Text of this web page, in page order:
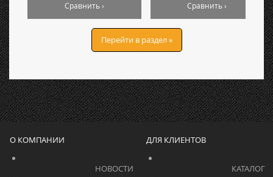
Сравнить › Сравнить ›
Перейти в раздел »
О КОМПАНИИ ДЛЯ КЛИЕНТОВ